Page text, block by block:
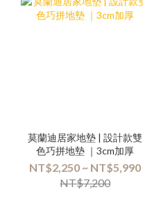
莫蘭迪居家地墊 | 設計款雙
色巧拼地墊 ｜3cm加厚
NT$2,250 ~ NT$5,990
NT$7,200